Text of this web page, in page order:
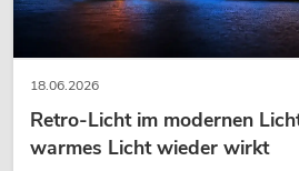
18.06.2026
Retro-Licht im modernen
warmes Licht wieder wirkt